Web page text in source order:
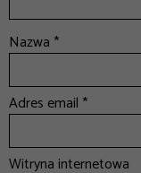
Nazwa *
Adres email *
Witryna internetowa